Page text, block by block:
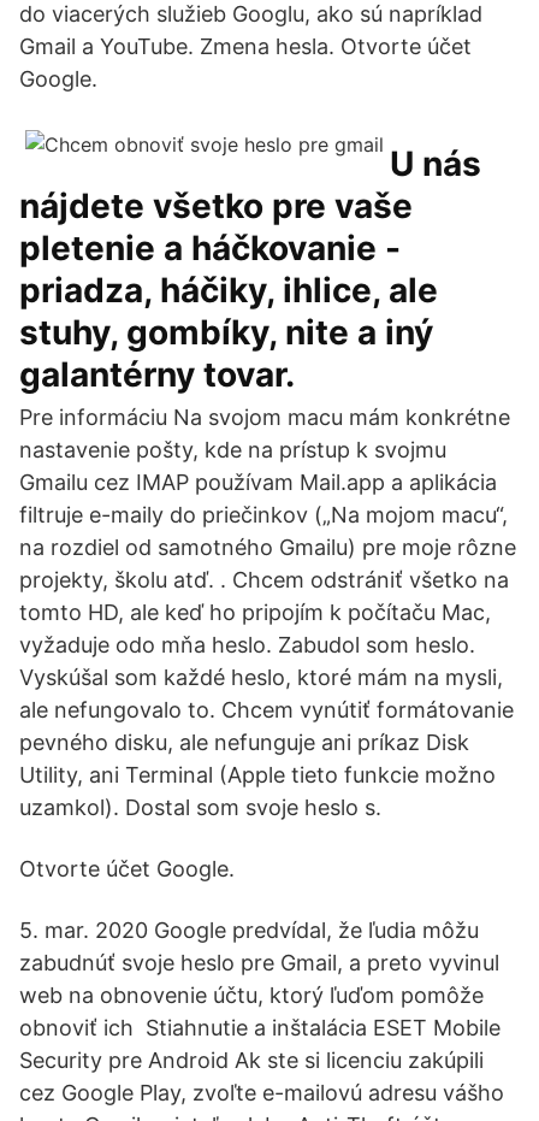
do viacerých služieb Googlu, ako sú napríklad
Gmail a YouTube. Zmena hesla. Otvorte účet
Google.
U nás
nájdete všetko pre vaše
pletenie a háčkovanie -
priadza, háčiky, ihlice, ale
stuhy, gombíky, nite a iný
galantérny tovar.
Pre informáciu Na svojom macu mám konkrétne
nastavenie pošty, kde na prístup k svojmu
Gmailu cez IMAP používam Mail.app a aplikácia
filtruje e-maily do priečinkov („Na mojom macu“,
na rozdiel od samotného Gmailu) pre moje rôzne
projekty, školu atď. . Chcem odstrániť všetko na
tomto HD, ale keď ho pripojím k počítaču Mac,
vyžaduje odo mňa heslo. Zabudol som heslo.
Vyskúšal som každé heslo, ktoré mám na mysli,
ale nefungovalo to. Chcem vynútiť formátovanie
pevného disku, ale nefunguje ani príkaz Disk
Utility, ani Terminal (Apple tieto funkcie možno
uzamkol). Dostal som svoje heslo s.
Otvorte účet Google.
5. mar. 2020 Google predvídal, že ľudia môžu
zabudnúť svoje heslo pre Gmail, a preto vyvinul
web na obnovenie účtu, ktorý ľuďom pomôže
obnoviť ich Stiahnutie a inštalácia ESET Mobile
Security pre Android Ak ste si licenciu zakúpili
cez Google Play, zvoľte e-mailovú adresu vášho